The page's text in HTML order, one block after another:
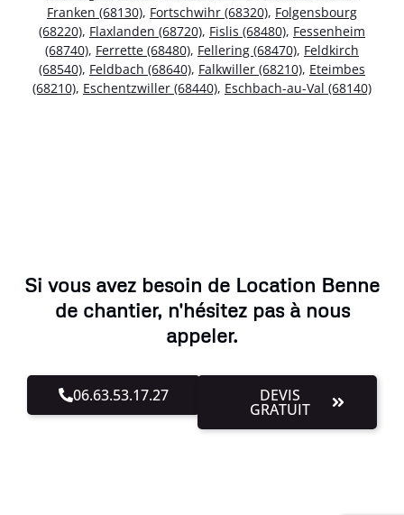
Franken (68130), Fortschwihr (68320), Folgensbourg
(68220), Flaxlanden (68720), Fislis (68480), Fessenheim
(68740), Ferrette (68480), Fellering (68470), Feldkirch
(68540), Feldbach (68640), Falkwiller (68210), Eteimbes
(68210), Eschentzwiller (68440), Eschbach-au-Val (68140)
Si vous avez besoin de Location Benne
de chantier, n'hésitez pas à nous
appeler.
06.63.53.17.27 DEVIS
GRATUIT